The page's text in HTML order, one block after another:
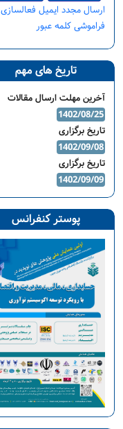
ارسال مجدد ایمیل فعالسازی
فراموشی کلمه عبور
تاریخ های مهم
آخرین مهلت ارسال مقالات
1402/08/25
تاریخ برگزاری
1402/09/08
تاریخ برگزاری
1402/09/09
پوستر کنفرانس